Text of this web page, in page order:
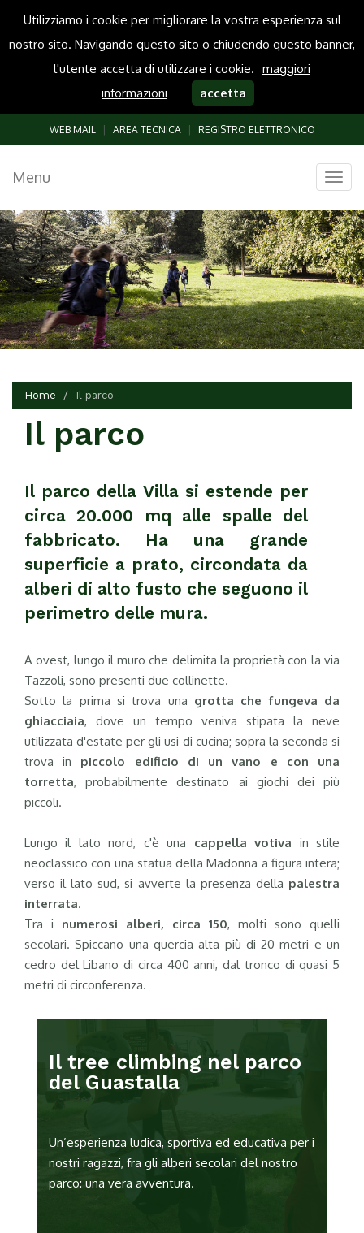
Utilizziamo i cookie per migliorare la vostra esperienza sul
nostro sito. Navigando questo sito o chiudendo questo banner,
l'utente accetta di utilizzare i cookie. maggiori
informazioni
accetta
WEB MAIL AREA TECNICA REGISTRO ELETTRONICO
Menu
Home Il parco
Il parco
Il parco della Villa si estende per
circa 20.000 mq alle spalle del
fabbricato. Ha una grande
superficie a prato, circondata da
alberi di alto fusto che seguono il
perimetro delle mura.
A ovest, lungo il muro che delimita la proprietà con la via
Tazzoli, sono presenti due collinette.
Sotto la prima si trova una grotta che fungeva da
ghiacciaia, dove un tempo veniva stipata la neve
utilizzata d'estate per gli usi di cucina; sopra la seconda si
trova in piccolo edificio di un vano e con una
torretta, probabilmente destinato ai giochi dei più
piccoli.
Lungo il lato nord, c'è una cappella votiva in stile
neoclassico con una statua della Madonna a figura intera;
verso il lato sud, si avverte la presenza della palestra
interrata.
Tra i numerosi alberi, circa 150, molti sono quelli
secolari. Spiccano una quercia alta più di 20 metri e un
cedro del Libano di circa 400 anni, dal tronco di quasi 5
metri di circonferenza.
Il tree climbing nel parco
del Guastalla
Un’esperienza ludica, sportiva ed educativa per i
nostri ragazzi, fra gli alberi secolari del nostro
parco: una vera avventura.